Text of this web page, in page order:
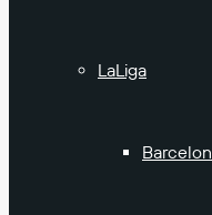
LaLiga